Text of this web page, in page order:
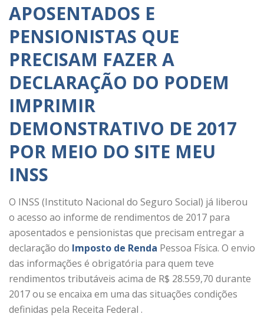
APOSENTADOS E
PENSIONISTAS QUE
PRECISAM FAZER A
DECLARAÇÃO DO PODEM
IMPRIMIR
DEMONSTRATIVO DE 2017
POR MEIO DO SITE MEU
INSS
O INSS (Instituto Nacional do Seguro Social) já liberou
o acesso ao informe de rendimentos de 2017 para
aposentados e pensionistas que precisam entregar a
declaração do Imposto de Renda Pessoa Física. O envio
das informações é obrigatória para quem teve
rendimentos tributáveis acima de R$ 28.559,70 durante
2017 ou se encaixa em uma das situações condições
definidas pela Receita Federal .